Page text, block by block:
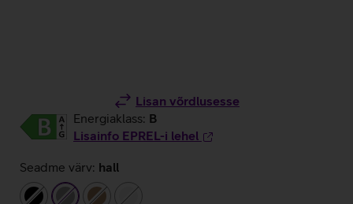
Lisan võrdlusesse
Energiaklass: B
Lisainfo EPREL-i lehel
Seadme värv: hall
must
hall pronksvalge